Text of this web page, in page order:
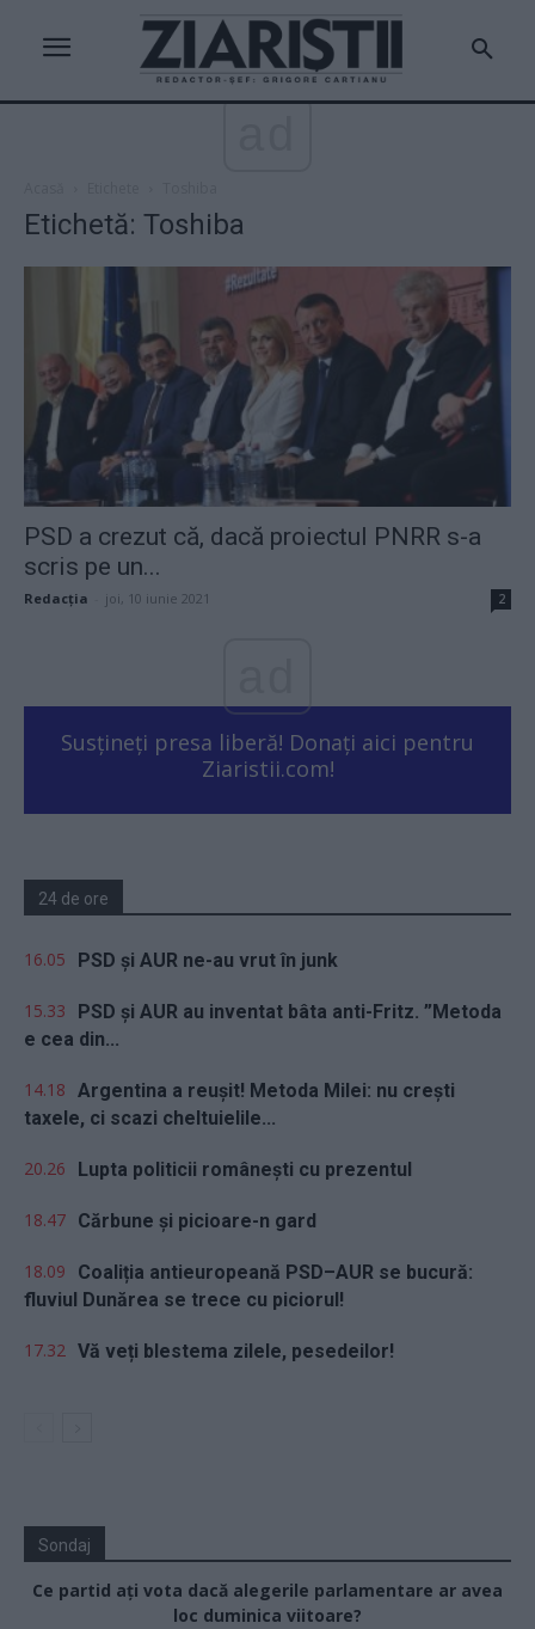
Etichetă: Toshiba
PSD a crezut că, dacă proiectul PNRR s-a
scris pe un...
Redacţia joi, 10 iunie 2021 2
Susțineți presa liberă! Donați aici pentru
Ziaristii.com!
24 de ore
16.05 PSD și AUR ne-au vrut în junk
15.33
PSD și AUR au inventat bâta anti-Fritz. ”Metoda
e cea din...
14.18 Argentina a reușit! Metoda Milei: nu crești
taxele, ci scazi cheltuielile...
20.26 Lupta politicii românești cu prezentul
18.47 Cărbune și picioare-n gard
18.09
Coaliția antieuropeană PSD–AUR se bucură:
fluviul Dunărea se trece cu piciorul!
17.32 Vă veți blestema zilele, pesedeilor!
Sondaj
Ce partid ați vota dacă alegerile parlamentare ar avea
loc duminica viitoare?